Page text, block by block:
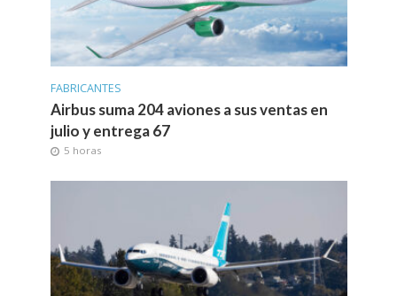
FABRICANTES
Airbus suma 204 aviones a sus ventas en
julio y entrega 67
5 horas